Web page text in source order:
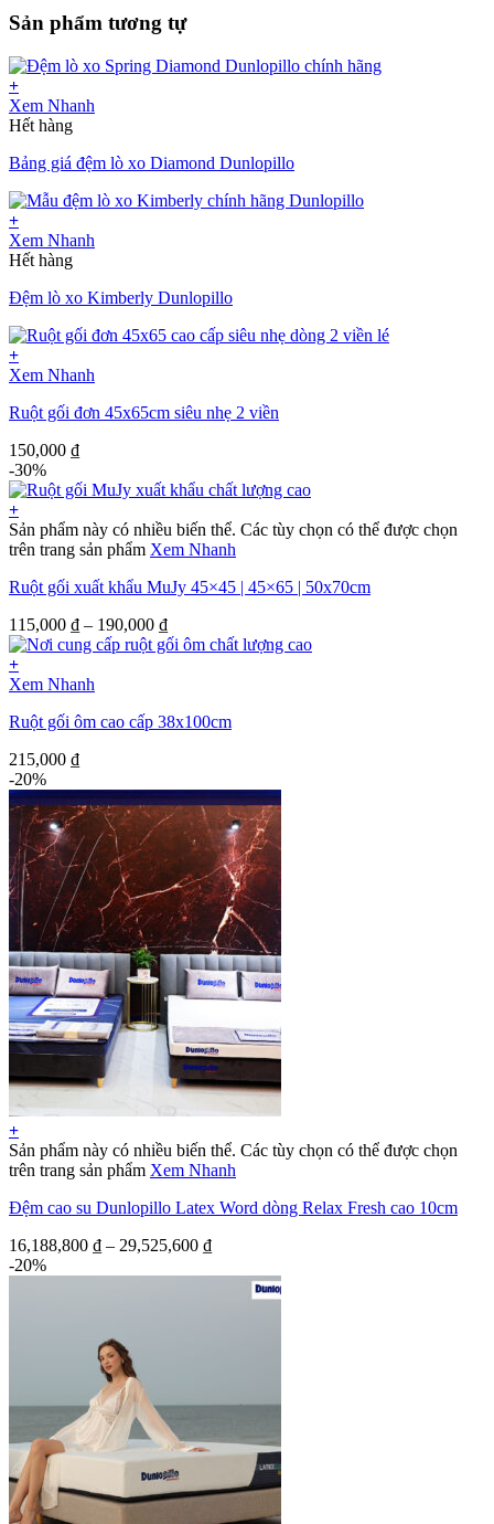
Sản phẩm tương tự
+
Xem Nhanh
Hết hàng
Bảng giá đệm lò xo Diamond Dunlopillo
+
Xem Nhanh
Hết hàng
Đệm lò xo Kimberly Dunlopillo
+
Xem Nhanh
Ruột gối đơn 45x65cm siêu nhẹ 2 viền
150,000 ₫
-30%
+
Sản phẩm này có nhiều biến thể. Các tùy chọn có thể được chọn
trên trang sản phẩm Xem Nhanh
Ruột gối xuất khẩu MuJy 45×45 | 45×65 | 50x70cm
115,000 ₫ – 190,000 ₫
+
Xem Nhanh
Ruột gối ôm cao cấp 38x100cm
215,000 ₫
-20%
+
Sản phẩm này có nhiều biến thể. Các tùy chọn có thể được chọn
trên trang sản phẩm Xem Nhanh
Đệm cao su Dunlopillo Latex Word dòng Relax Fresh cao 10cm
16,188,800 ₫ – 29,525,600 ₫
-20%